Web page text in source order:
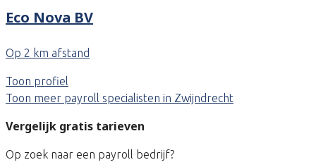
Eco Nova BV
Op 2 km afstand
Toon profiel
Toon meer payroll specialisten in Zwijndrecht
Vergelijk gratis tarieven
Op zoek naar een payroll bedrijf?